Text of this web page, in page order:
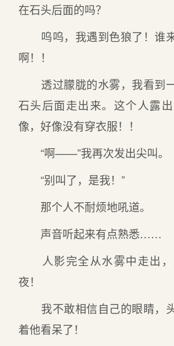
在石头后面的吗？
呜呜，我遇到色狼了！谁
啊！！
透过朦胧的水雾，我看到
石头后面走出来。这个人露
像，好像没有穿衣服！！
“啊——”我再次发出尖叫。
“别叫了，是我！”
那个人不耐烦地吼道。
声音听起来有点熟悉……
人影完全从水雾中走出，
夜！
我不敢相信自己的眼睛，
着他看呆了！